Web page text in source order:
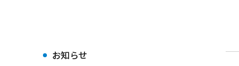
お知らせ